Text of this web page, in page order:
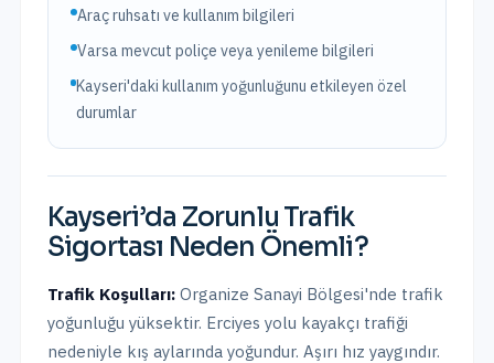
Araç ruhsatı ve kullanım bilgileri
Varsa mevcut poliçe veya yenileme bilgileri
Kayseri'daki kullanım yoğunluğunu etkileyen özel
durumlar
Kayseri’da Zorunlu Trafik
Sigortası Neden Önemli?
Trafik Koşulları: Organize Sanayi Bölgesi'nde trafik
yoğunluğu yüksektir. Erciyes yolu kayakçı trafiği
nedeniyle kış aylarında yoğundur. Aşırı hız yaygındır.